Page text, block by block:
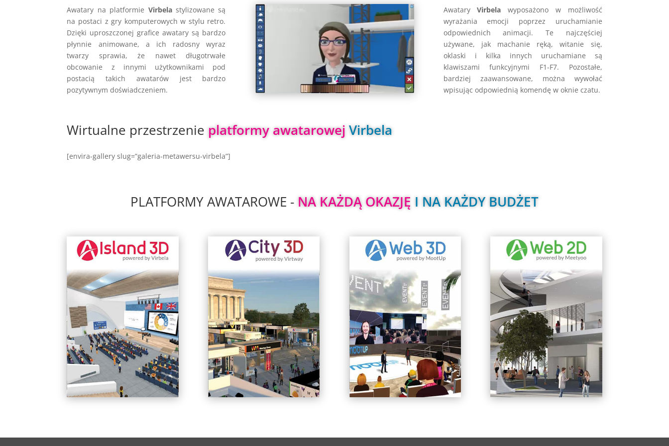
Awatary na platformie Virbelastylizowane są
na postaci z gry komputerowych w stylu retro.
Dzięki uproszczonej grafice awatary są bardzo
płynnie animowane, a ich radosny wyraz
twarzy sprawia, że nawet długotrwałe
obcowanie z innymi użytkownikami pod
postacią takich awatarów jest bardzo
pozytywnym doświadczeniem.
AwataryVirbelawyposażono w możliwość
wyrażania emocji poprzez uruchamianie
odpowiednich animacji. Te najczęściej
używane, jak machanie ręką, witanie się,
oklaski i kilka innych uruchamiane są
klawiszami funkcyjnymi F1-F7. Pozostałe,
bardziej zaawansowane, można wywołać
wpisując odpowiednią komendę w oknie czatu.
Wirtualne przestrzenie platformy awatarowej Virbela
[envira-gallery slug=”galeria-metawersu-virbela”]
PLATFORMY AWATAROWE - NA KAŻDĄ OKAZJĘ I NA KAŻDY BUDŻET